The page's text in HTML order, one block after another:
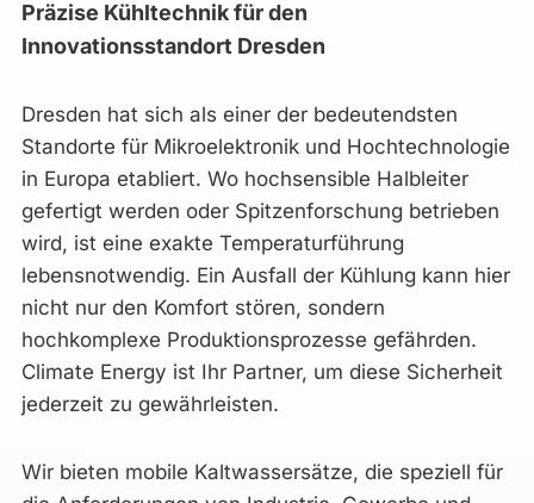
Präzise Kühltechnik für den
Innovationsstandort Dresden
Dresden hat sich als einer der bedeutendsten
Standorte für Mikroelektronik und Hochtechnologie
in Europa etabliert. Wo hochsensible Halbleiter
gefertigt werden oder Spitzenforschung betrieben
wird, ist eine exakte Temperaturführung
lebensnotwendig. Ein Ausfall der Kühlung kann hier
nicht nur den Komfort stören, sondern
hochkomplexe Produktionsprozesse gefährden.
Climate Energy ist Ihr Partner, um diese Sicherheit
jederzeit zu gewährleisten.
Wir bieten mobile Kaltwassersätze, die speziell für